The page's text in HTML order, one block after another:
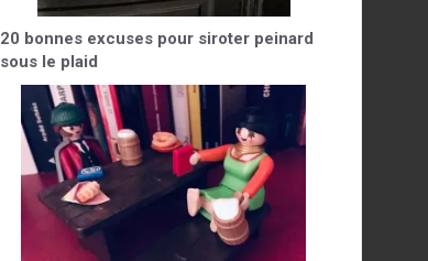
20 bonnes excuses pour siroter peinard
sous le plaid